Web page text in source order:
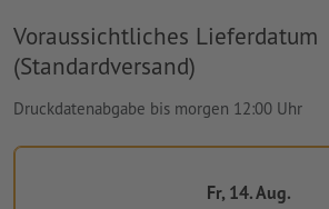
Voraussichtliches Lieferdatum
(Standardversand)
Druckdatenabgabe bis morgen 12:00 Uhr
Fr, 14. Aug.